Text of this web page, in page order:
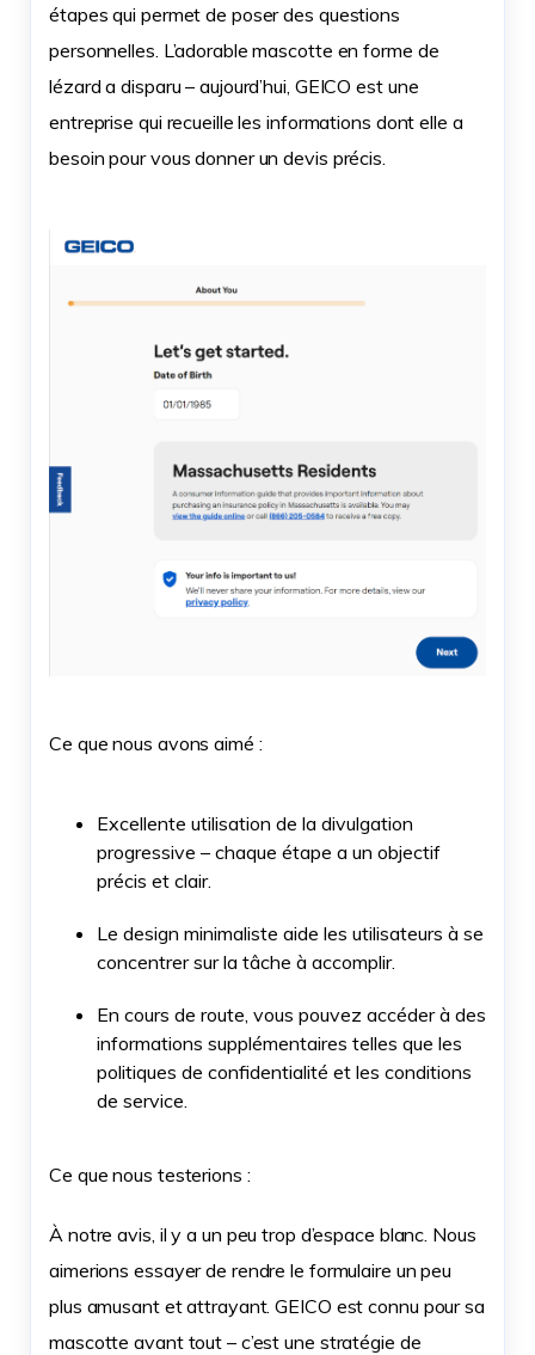
étapes qui permet de poser des questions
personnelles. L’adorable mascotte en forme de
lézard a disparu – aujourd’hui, GEICO est une
entreprise qui recueille les informations dont elle a
besoin pour vous donner un devis précis.
Ce que nous avons aimé :
Excellente utilisation de la divulgation
progressive – chaque étape a un objectif
précis et clair.
Le design minimaliste aide les utilisateurs à se
concentrer sur la tâche à accomplir.
En cours de route, vous pouvez accéder à des
informations supplémentaires telles que les
politiques de confidentialité et les conditions
de service.
Ce que nous testerions :
À notre avis, il y a un peu trop d’espace blanc. Nous
aimerions essayer de rendre le formulaire un peu
plus amusant et attrayant. GEICO est connu pour sa
mascotte avant tout – c’est une stratégie de